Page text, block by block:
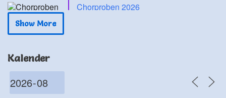
Chorproben 2026
Show More
Kalender